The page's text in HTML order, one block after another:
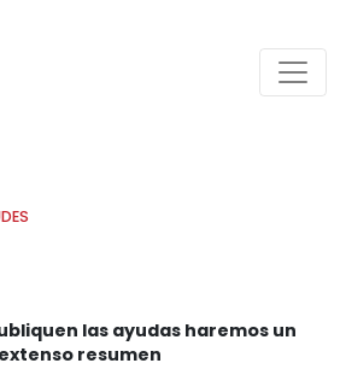
las ayudas haremos un
extenso resumen